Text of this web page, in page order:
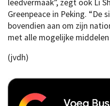
leedvermaak”, zegt ook Li
Greenpeace in Peking. “De
bovendien aan om zijn
met alle mogelijke
(jvdh)